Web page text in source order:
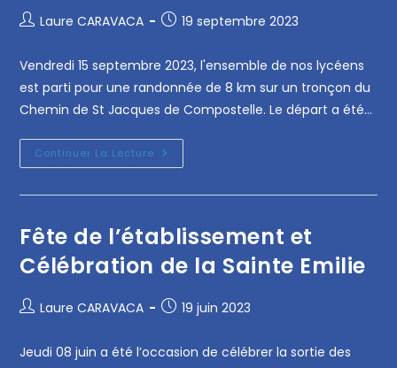
Laure CARAVACA 19 septembre 2023
Vendredi 15 septembre 2023, l'ensemble de nos lycéens
est parti pour une randonnée de 8 km sur un tronçon du
Chemin de St Jacques de Compostelle. Le départ a été…
Continuer La Lecture
Fête de l’établissement et
Célébration de la Sainte Emilie
Laure CARAVACA 19 juin 2023
Jeudi 08 juin a été l’occasion de célébrer la sortie des